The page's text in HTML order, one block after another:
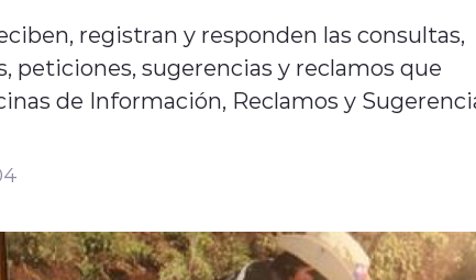
registran y responden las consultas,
peticiones, sugerencias y reclamos que
de Información, Reclamos y